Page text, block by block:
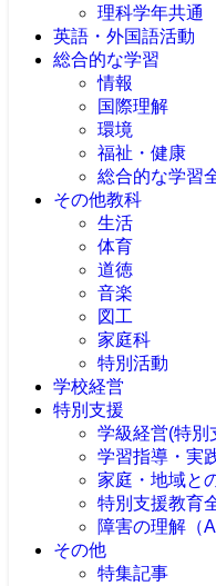
理科学年共通
英語・外国語活動
総合的な学習
情報
国際理解
環境
福祉・健康
総合的な学習
その他教科
生活
体育
道徳
音楽
図工
家庭科
特別活動
学校経営
特別支援
学級経営(特別
学習指導・実
家庭・地域と
特別支援教育
障害の理解（
その他
特集記事